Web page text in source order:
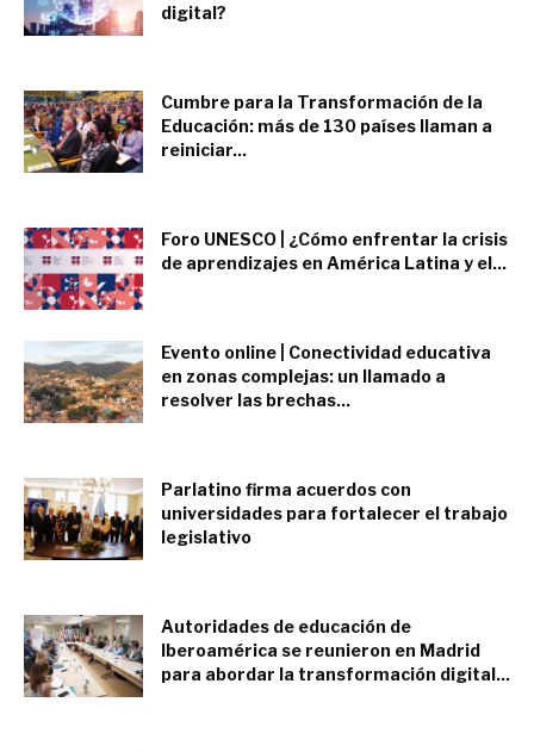
digital?
Cumbre para la Transformación de la
Educación: más de 130 países llaman a
reiniciar...
Foro UNESCO | ¿Cómo enfrentar la crisis
de aprendizajes en América Latina y el...
Evento online | Conectividad educativa
en zonas complejas: un llamado a
resolver las brechas...
Parlatino firma acuerdos con
universidades para fortalecer el trabajo
legislativo
Autoridades de educación de
Iberoamérica se reunieron en Madrid
para abordar la transformación digital...